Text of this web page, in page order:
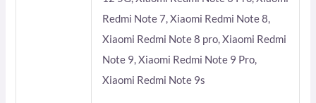
Redmi Note 7, Xiaomi Redmi Note 8,
Xiaomi Redmi Note 8 pro, Xiaomi Redmi
Note 9, Xiaomi Redmi Note 9 Pro,
Xiaomi Redmi Note 9s